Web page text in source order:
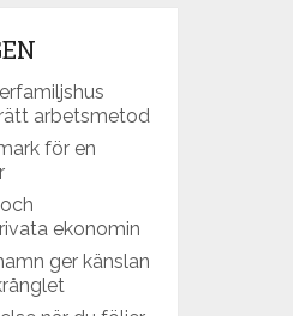
arbetsmetod
för en
ekonomin
ger känslan